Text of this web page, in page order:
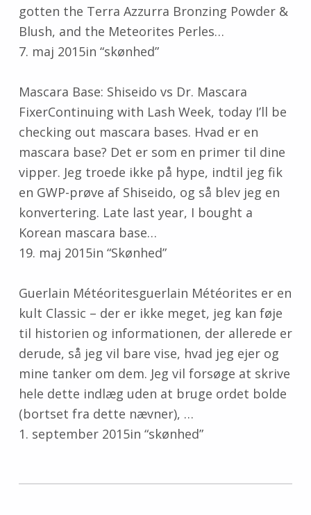
gotten the Terra Azzurra Bronzing Powder &
Blush, and the Meteorites Perles…
7. maj 2015in “skønhed”
Mascara Base: Shiseido vs Dr. Mascara
FixerContinuing with Lash Week, today I’ll be
checking out mascara bases. Hvad er en
mascara base? Det er som en primer til dine
vipper. Jeg troede ikke på hype, indtil jeg fik
en GWP-prøve af Shiseido, og så blev jeg en
konvertering. Late last year, I bought a
Korean mascara base…
19. maj 2015in “Skønhed”
Guerlain Météoritesguerlain Météorites er en
kult Classic – der er ikke meget, jeg kan føje
til historien og informationen, der allerede er
derude, så jeg vil bare vise, hvad jeg ejer og
mine tanker om dem. Jeg vil forsøge at skrive
hele dette indlæg uden at bruge ordet bolde
(bortset fra dette nævner), …
1. september 2015in “skønhed”
Skip back to main navigation